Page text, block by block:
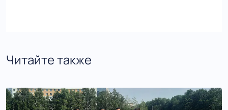
Читайте также